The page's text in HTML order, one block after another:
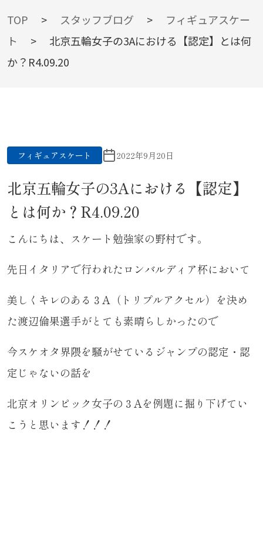
BLOG
スタッフブログ
TOP > スタッフブログ >
フィギュアスケー
ト
>
北京五輪女子の3Aにおける【認定】とは何
か？R4.09.20
フィギュアスケート 2022年9月20日
北京五輪女子の3Aにおける【認定】
とは何か？R4.09.20
こんにちは、スケート勉強家の野村です。
先日イタリアで行われたロンバルディア杯において
美しくキレのある３A（トリプルアクセル）を決め
た渡辺倫果選手がとても素晴らしかったので
今スケオタ界隈を騒がせているジャンプの認定・認
定じゃないの話を
北京オリンピック女子の３Aを例題に掘り下げてい
こうと思います！！！